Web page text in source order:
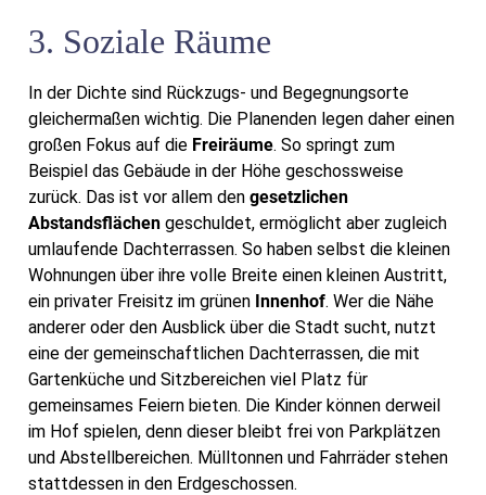
3. Soziale Räume
In der Dichte sind Rückzugs- und Begegnungsorte
gleichermaßen wichtig. Die Planenden legen daher einen
großen Fokus auf die Freiräume. So springt zum
Beispiel das Gebäude in der Höhe geschossweise
zurück. Das ist vor allem den gesetzlichen
Abstandsflächen geschuldet, ermöglicht aber zugleich
umlaufende Dachterrassen. So haben selbst die kleinen
Wohnungen über ihre volle Breite einen kleinen Austritt,
ein privater Freisitz im grünen Innenhof. Wer die Nähe
anderer oder den Ausblick über die Stadt sucht, nutzt
eine der gemeinschaftlichen Dachterrassen, die mit
Gartenküche und Sitzbereichen viel Platz für
gemeinsames Feiern bieten. Die Kinder können derweil
im Hof spielen, denn dieser bleibt frei von Parkplätzen
und Abstellbereichen. Mülltonnen und Fahrräder stehen
stattdessen in den Erdgeschossen.